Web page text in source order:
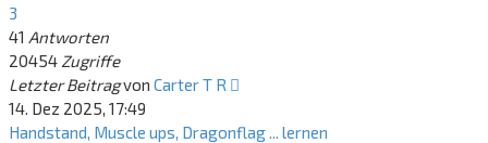
3
41 Antworten
20454 Zugriffe
Letzter Beitragvon Carter T R
14. Dez 2025, 17:49
Handstand, Muscle ups, Dragonflag ... lernen